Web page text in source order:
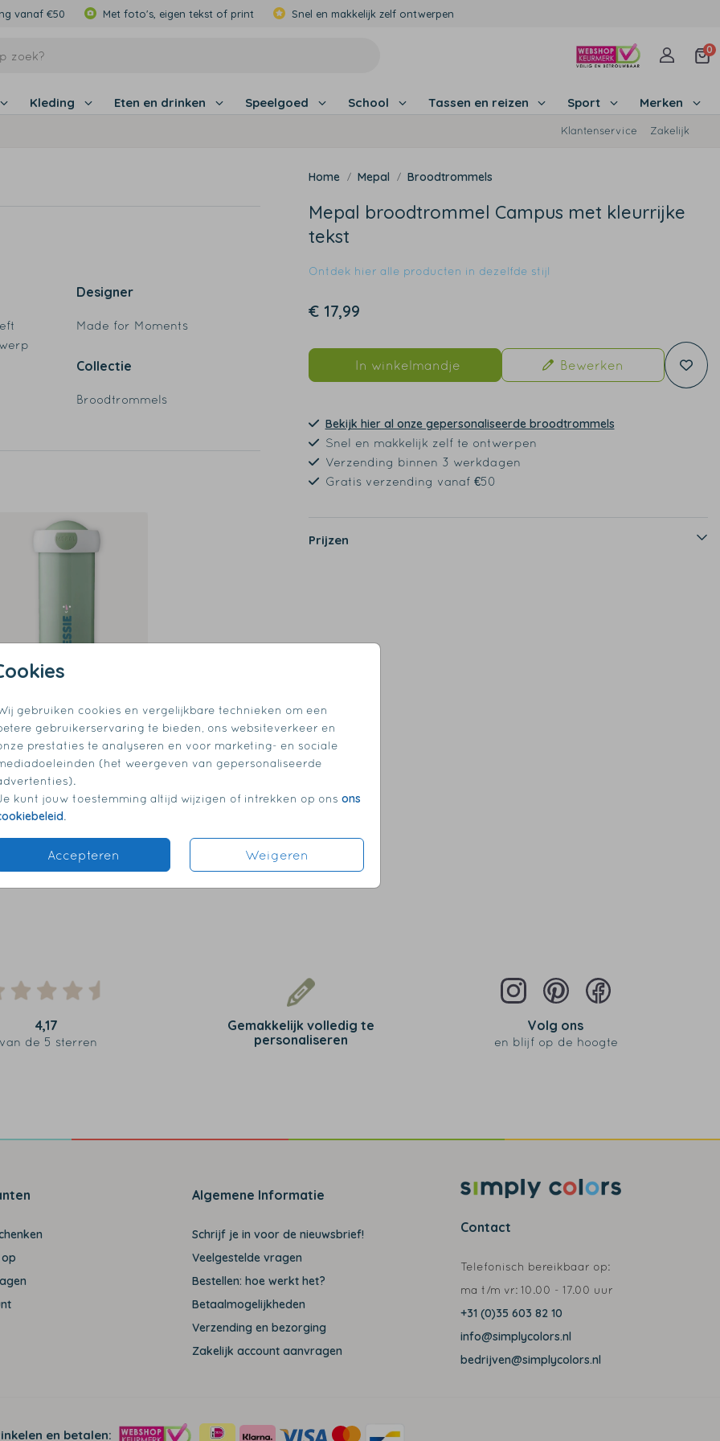
vanaf €50 Met foto's, eigen tekst of print Snel en makkelijk zelf ontwerpen
0
Kleding Eten en drinken Speelgoed School Tassen en reizen Sport Merken
Klantenservice Zakelijk
gebruiken cookies en vergelijkbare technieken om een
gebruikerservaring te bieden, ons websiteverkeer en
prestaties te analyseren en voor marketing- en sociale
(het weergeven van gepersonaliseerde
kunt jouw toestemming altijd wijzigen of intrekken op ons ons
.
Accepteren Weigeren
Designer
Made for Moments
Collectie
Broodtrommels
Mepal Broodtrommels
Mepal broodtrommel Campus met kleurrijke
tekst
Ontdek hier alle producten in dezelfde stijl
€ 17,99
In winkelmandje Bewerken
Bekijk hier al onze gepersonaliseerde broodtrommels
Snel en makkelijk zelf te ontwerpen
Verzending binnen 3 werkdagen
Gratis verzending vanaf €50
Prijzen
4,17
van de 5 sterren
Gemakkelijk volledig te
personaliseren
Volg ons
en blijf op de hoogte
Algemene Informatie
Schrijf je in voor de nieuwsbrief!
Veelgestelde vragen
Bestellen: hoe werkt het?
Betaalmogelijkheden
Verzending en bezorging
Zakelijk account aanvragen
Contact
Telefonisch bereikbaar op:
ma t/m vr: 10.00 - 17.00 uur
+31 (0)35 603 82 10
info@simplycolors.nl
bedrijven@simplycolors.nl
en betalen: